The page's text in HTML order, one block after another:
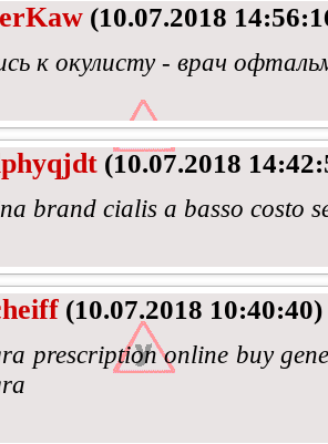
(10.07.2018
к окулисту - врач
(10.07.2018
brand cialis a basso costo
(10.07.2018 10:40:40)
prescription online buy